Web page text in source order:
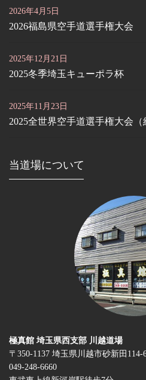
2026年4月5日
2026福島県空手道選手権大会
2025年12月21日
2025冬季埼玉キューポラ杯
2025年11月23日
2025全世界空手道選手権大会（
当道場について
極真館 埼玉県西支部 川越道場
〒350-1137 埼玉県川越市砂新田114-
049-248-6660